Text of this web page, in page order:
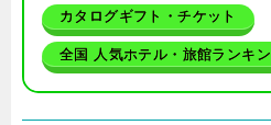
カタログギフト・チケット
全国 人気ホテル・旅館ランキ